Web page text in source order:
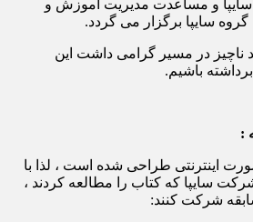
و مساعدت مدیریت آموزش و
سایپا برگزار می گردد.
ناچیز در مسیر گرامی داشت این
باشیم.
:
اینترنتی طراحی شده است ، لذا با
سایپا که کتاب را مطالعه کردند ،
شرکت کنند: